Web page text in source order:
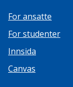
For ansatte
For studenter
Innsida
Canvas